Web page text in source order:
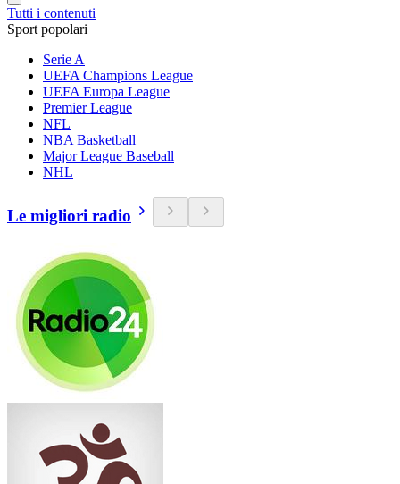
Tutti i contenuti
Sport popolari
Serie A
UEFA Champions League
UEFA Europa League
Premier League
NFL
NBA Basketball
Major League Baseball
NHL
Le migliori radio